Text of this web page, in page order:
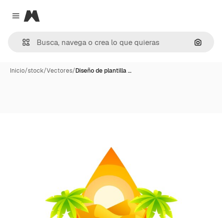
Close menu
Magnific
Inicio/stock/Vectores/Diseño de plantilla …